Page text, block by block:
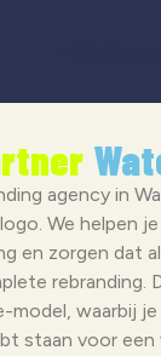
agency in
We helpen
en zorgen dat
rebranding.
model, waarbij
staan voor